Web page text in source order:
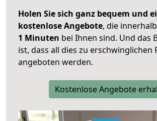
Holen Sie sich ganz bequem und
kostenlose Angebote, die
1 Minuten bei Ihnen sind. Und das
ist, dass all dies zu erschwinglichen
angeboten werden.
Kostenlose Angebote